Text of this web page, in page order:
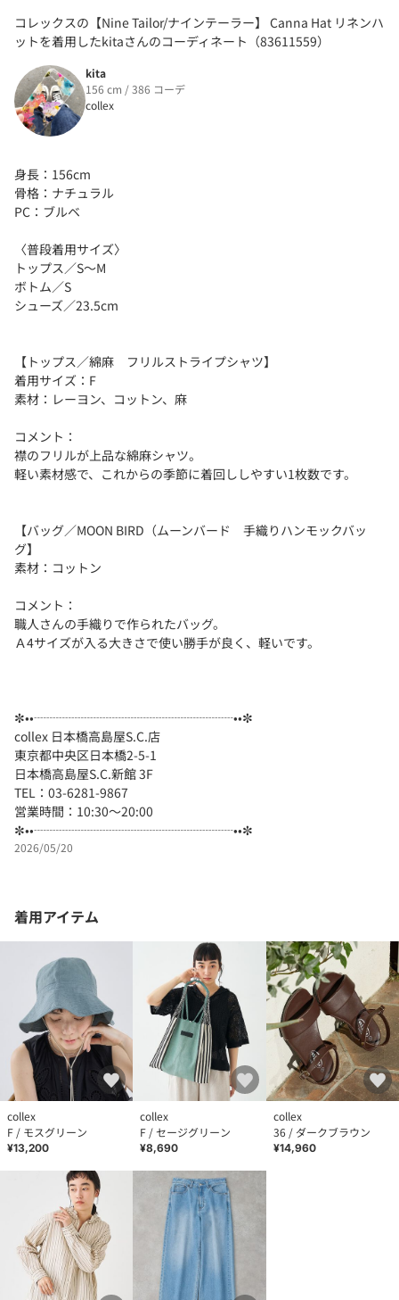
コレックスの【Nine Tailor/ナインテーラー】 Canna Hat リネンハ
ットを着用したkitaさんのコーディネート（83611559）
kita
156 cm / 386 コーデ
collex
身長：156cm
骨格：ナチュラル
PC：ブルベ
〈普段着用サイズ〉
トップス／S～M
ボトム／S
シューズ／23.5cm
【トップス／綿麻 フリルストライプシャツ】
着用サイズ：F
素材：レーヨン、コットン、麻
コメント：
襟のフリルが上品な綿麻シャツ。
軽い素材感で、これからの季節に着回ししやすい1枚数です。
【バッグ／MOON BIRD（ムーンバード 手織りハンモックバッ
グ】
素材：コットン
コメント：
職人さんの手織りで作られたバッグ。
Ａ4サイズが入る大きさで使い勝手が良く、軽いです。
✼••┈┈┈┈┈┈┈┈┈┈┈┈┈┈┈┈••✼
collex 日本橋高島屋S.C.店
東京都中央区日本橋2-5-1
日本橋高島屋S.C.新館 3F
TEL：03-6281-9867
営業時間：10:30～20:00
✼••┈┈┈┈┈┈┈┈┈┈┈┈┈┈┈┈••✼
2026/05/20
着用アイテム
collex
F / モスグリーン
¥13,200
collex
F / セージグリーン
¥8,690
collex
36 / ダークブラウン
¥14,960